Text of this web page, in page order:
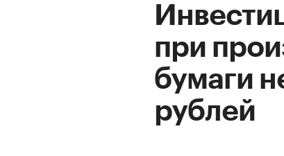
при
бумаги
рублей